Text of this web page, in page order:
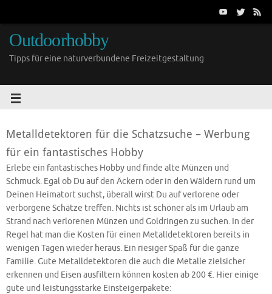
Outdoorhobby
Tipps für eine naturverbundene Freizeitgestaltung
Metalldetektoren für die Schatzsuche – Werbung
für ein fantastisches Hobby
Erlebe ein fantastisches Hobby und finde alte Münzen und
Schmuck. Egal ob Du auf den Äckern oder in den Wäldern rund um
Deinen Heimatort suchst, überall wirst Du auf verlorene oder
verborgene Schätze treffen. Nichts ist schöner als im Urlaub am
Strand nach verlorenen Münzen und Goldringen zu suchen. In der
Regel hat man die Kosten für einen Metalldetektoren bereits in
wenigen Tagen wieder heraus. Ein riesiger Spaß für die ganze
Familie. Gute Metalldetektoren die auch die Metalle zielsicher
erkennen und Eisen ausfiltern können kosten ab 200 €. Hier einige
gute und leistungsstarke Einsteigerpakete: